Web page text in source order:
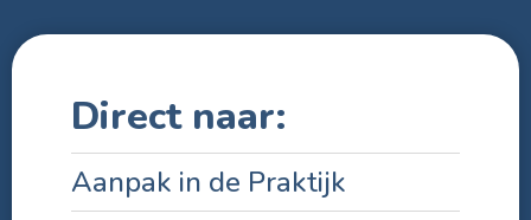
Direct naar:
Aanpak in de Praktijk